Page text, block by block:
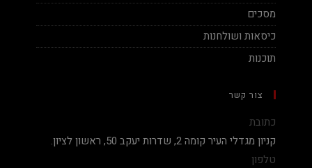
מסכים
כיסאות ושולחנות
תוכנות
צור קשר
כתובת
קניון מגדלי העיר קומה 2, שדרות יעקב 50, ראשון לציון.
טלפון